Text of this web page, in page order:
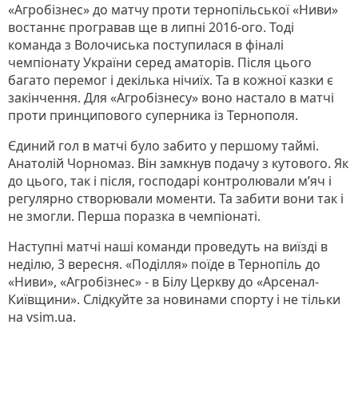
«Агробізнес» до матчу проти тернопільської «Ниви»
востаннє програвав ще в липні 2016-ого. Тоді
команда з Волочиська поступилася в фіналі
чемпіонату України серед аматорів. Після цього
багато перемог і декілька нічиїх. Та в кожної казки є
закінчення. Для «Агробізнесу» воно настало в матчі
проти принципового суперника із Тернополя.
Єдиний гол в матчі було забито у першому таймі.
Анатолій Чорномаз. Він замкнув подачу з кутового. Як
до цього, так і після, господарі контролювали м’яч і
регулярно створювали моменти. Та забити вони так і
не змогли. Перша поразка в чемпіонаті.
Наступні матчі наші команди проведуть на виїзді в
неділю, 3 вересня. «Поділля» поїде в Тернопіль до
«Ниви», «Агробізнес» - в Білу Церкву до «Арсенал-
Київщини». Слідкуйте за новинами спорту і не тільки
на vsim.ua.